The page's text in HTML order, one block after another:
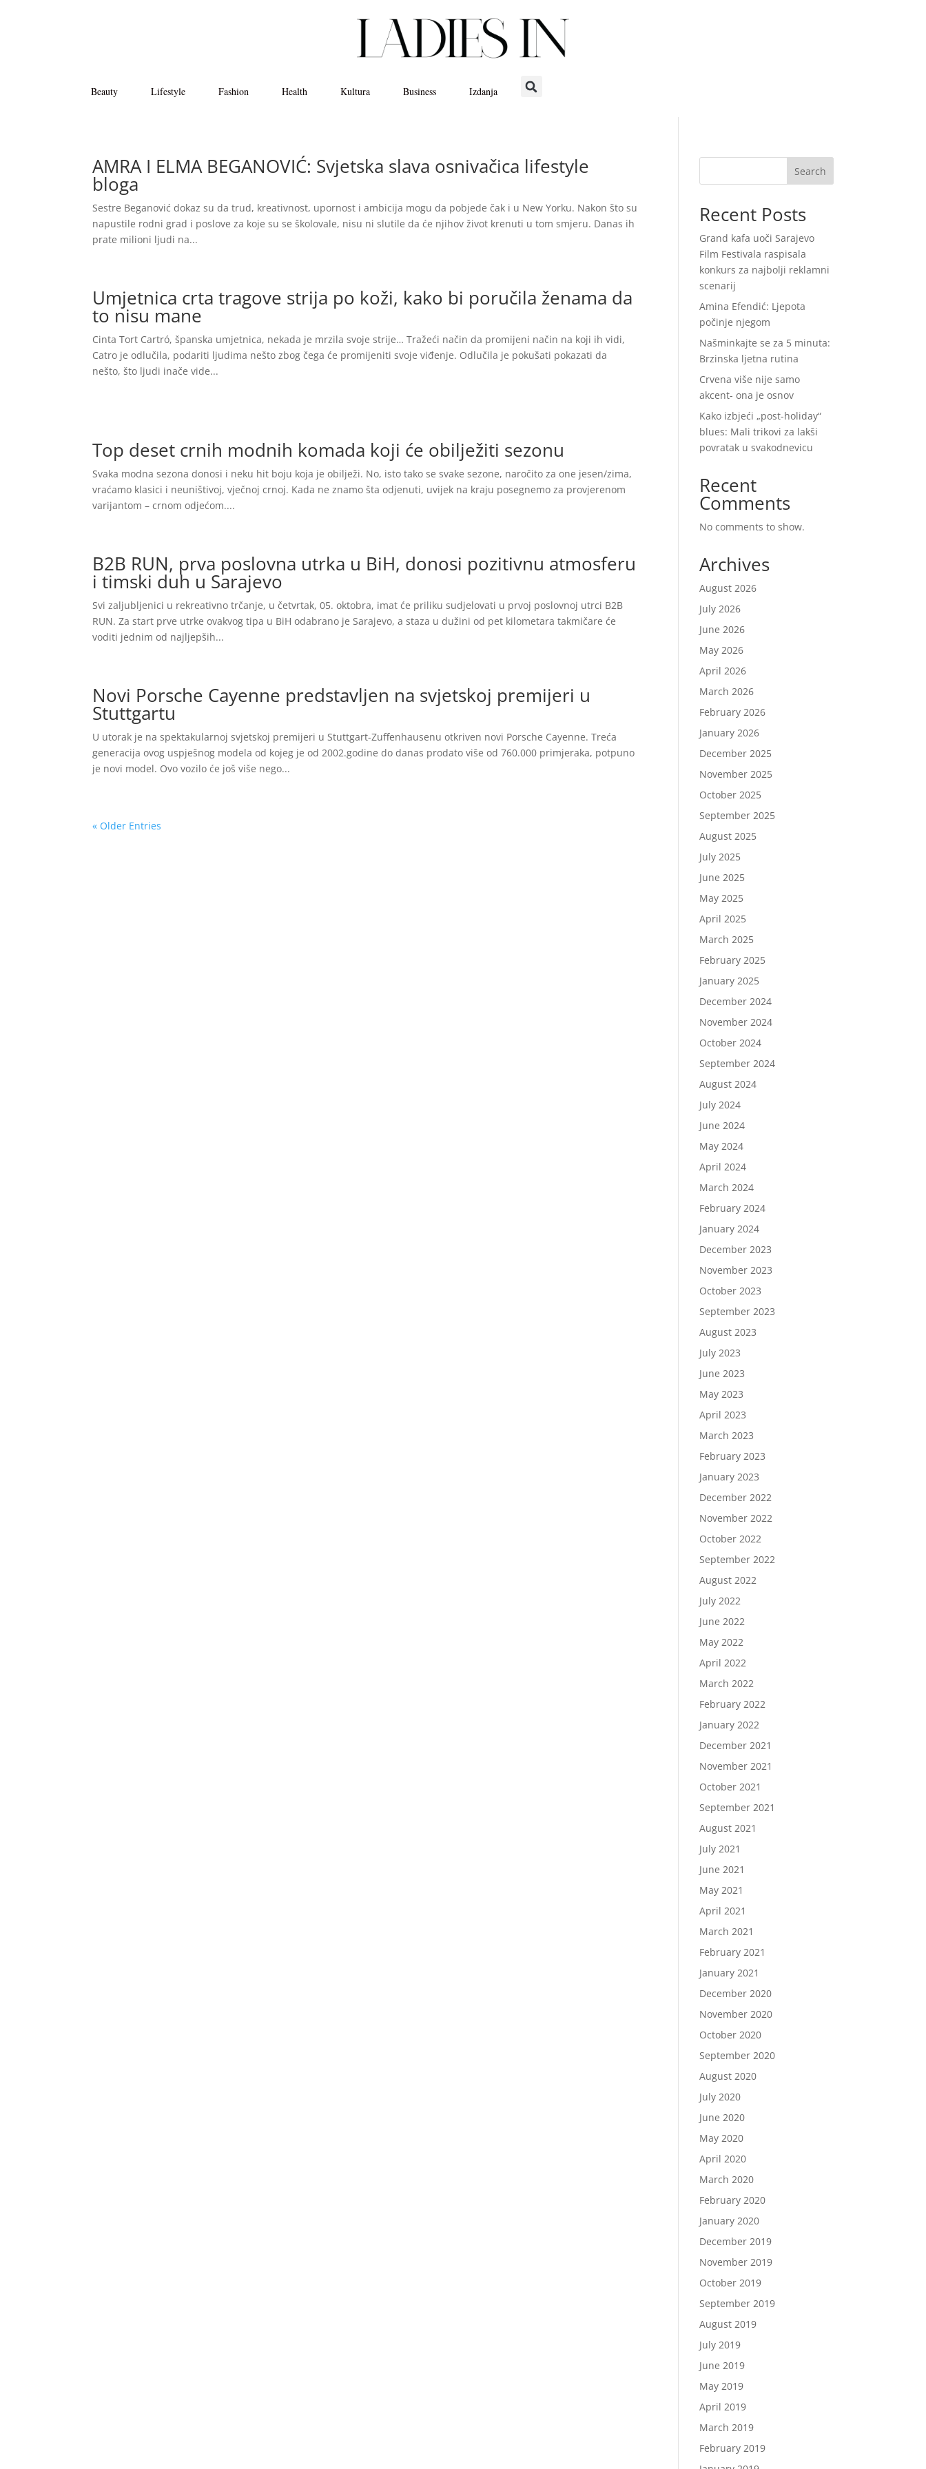
Beauty Lifestyle Fashion Health Kultura Business Izdanja
AMRA I ELMA BEGANOVIĆ: Svjetska slava osnivačica lifestyle
bloga
Sestre Beganović dokaz su da trud, kreativnost, upornost i ambicija mogu da pobjede čak i u New Yorku. Nakon što su
napustile rodni grad i poslove za koje su se školovale, nisu ni slutile da će njihov život krenuti u tom smjeru. Danas ih
prate milioni ljudi na...
Umjetnica crta tragove strija po koži, kako bi poručila ženama da
to nisu mane
Cinta Tort Cartró, španska umjetnica, nekada je mrzila svoje strije… Tražeći način da promijeni način na koji ih vidi,
Catro je odlučila, podariti ljudima nešto zbog čega će promijeniti svoje viđenje. Odlučila je pokušati pokazati da
nešto, što ljudi inače vide...
Top deset crnih modnih komada koji će obilježiti sezonu
Svaka modna sezona donosi i neku hit boju koja je obilježi. No, isto tako se svake sezone, naročito za one jesen/zima,
vraćamo klasici i neuništivoj, vječnoj crnoj. Kada ne znamo šta odjenuti, uvijek na kraju posegnemo za provjerenom
varijantom – crnom odjećom....
B2B RUN, prva poslovna utrka u BiH, donosi pozitivnu atmosferu
i timski duh u Sarajevo
Svi zaljubljenici u rekreativno trčanje, u četvrtak, 05. oktobra, imat će priliku sudjelovati u prvoj poslovnoj utrci B2B
RUN. Za start prve utrke ovakvog tipa u BiH odabrano je Sarajevo, a staza u dužini od pet kilometara takmičare će
voditi jednim od najljepših...
Novi Porsche Cayenne predstavljen na svjetskoj premijeri u
Stuttgartu
U utorak je na spektakularnoj svjetskoj premijeri u Stuttgart-Zuffenhausenu otkriven novi Porsche Cayenne. Treća
generacija ovog uspješnog modela od kojeg je od 2002.godine do danas prodato više od 760.000 primjeraka, potpuno
je novi model. Ovo vozilo će još više nego...
« Older Entries
Search
Recent Posts
Grand kafa uoči Sarajevo
Film Festivala raspisala
konkurs za najbolji reklamni
scenarij
Amina Efendić: Ljepota
počinje njegom
Našminkajte se za 5 minuta:
Brzinska ljetna rutina
Crvena više nije samo
akcent- ona je osnov
Kako izbjeći „post-holiday“
blues: Mali trikovi za lakši
povratak u svakodnevicu
Recent
Comments
No comments to show.
Archives
August 2026
July 2026
June 2026
May 2026
April 2026
March 2026
February 2026
January 2026
December 2025
November 2025
October 2025
September 2025
August 2025
July 2025
June 2025
May 2025
April 2025
March 2025
February 2025
January 2025
December 2024
November 2024
October 2024
September 2024
August 2024
July 2024
June 2024
May 2024
April 2024
March 2024
February 2024
January 2024
December 2023
November 2023
October 2023
September 2023
August 2023
July 2023
June 2023
May 2023
April 2023
March 2023
February 2023
January 2023
December 2022
November 2022
October 2022
September 2022
August 2022
July 2022
June 2022
May 2022
April 2022
March 2022
February 2022
January 2022
December 2021
November 2021
October 2021
September 2021
August 2021
July 2021
June 2021
May 2021
April 2021
March 2021
February 2021
January 2021
December 2020
November 2020
October 2020
September 2020
August 2020
July 2020
June 2020
May 2020
April 2020
March 2020
February 2020
January 2020
December 2019
November 2019
October 2019
September 2019
August 2019
July 2019
June 2019
May 2019
April 2019
March 2019
February 2019